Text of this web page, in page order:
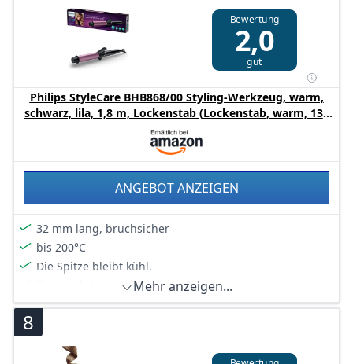
Betriebsbereitschaftsanzeige und eine schnelle
Aufheizzeit von 60 Sek.
Lieferumfang: 1 Philips StyleCare Essential Lockenstab
mit Keramikbeschichtung, 16 mm Durchmesser
Bewertung
2,0
gut
Philips StyleCare BHB868/00 Styling-Werkzeug, warm,
schwarz, lila, 1,8 m, Lockenstab (Lockenstab, warm, 130
°C, 200 °C, 60 s, Schwarz, Violett)
ANGEBOT ANZEIGEN
32 mm lang, bruchsicher
bis 200°C
Die Spitze bleibt kühl.
Keratin-Infusion, 30% mehr Frisierraum.
Schnelle Aufheizzeit, digitale Temperatureinstellungen
Mehr anzeigen...
8